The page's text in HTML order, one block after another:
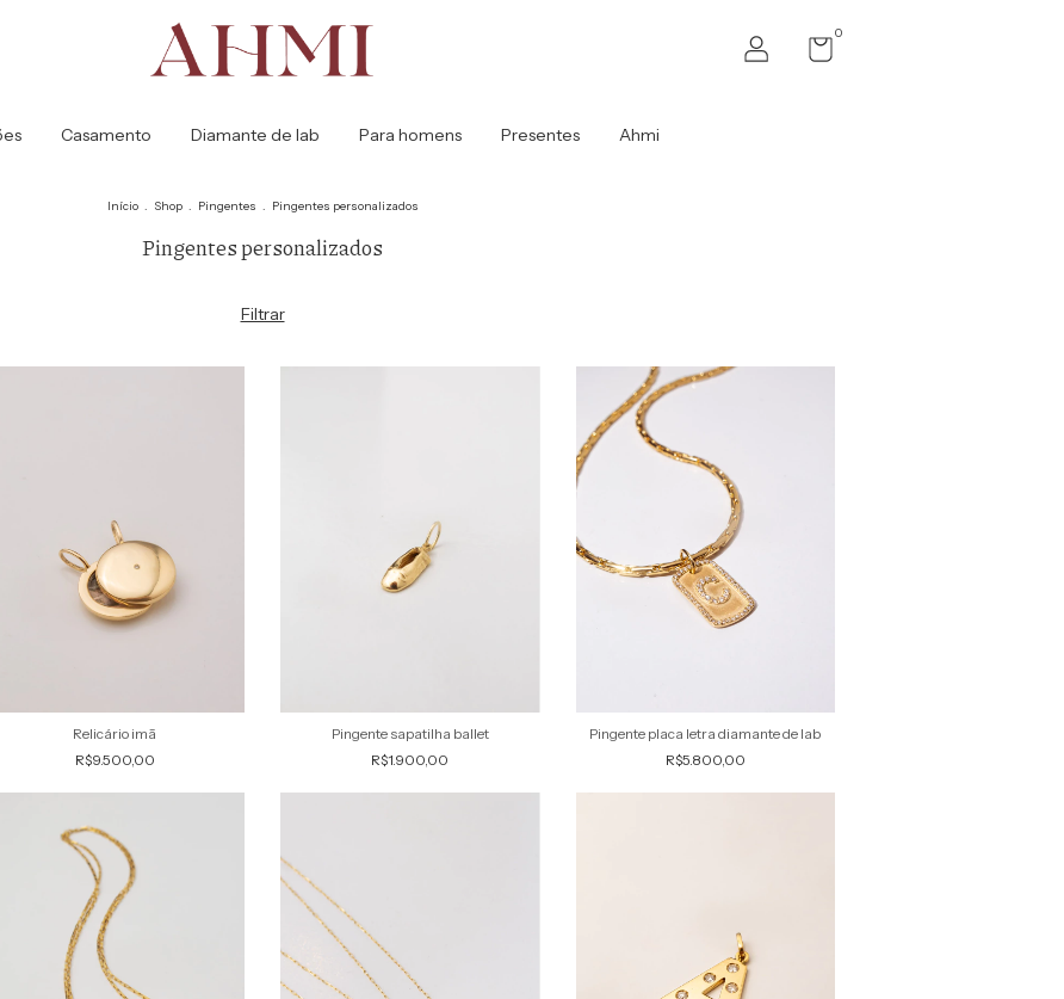
0
Casamento Diamante de lab Para homens Presentes Ahmi
Início . Shop . Pingentes . Pingentes personalizados
Pingentes personalizados
Filtrar
Relicário imã
R$9.500,00
Pingente sapatilha ballet
R$1.900,00
Pingente placa letra diamante de lab
R$5.800,00